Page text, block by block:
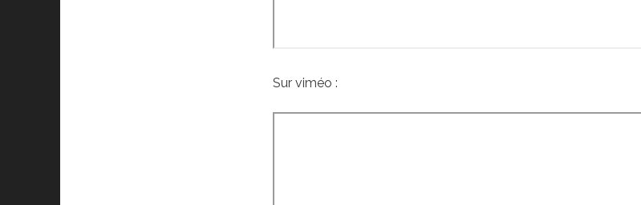
Sur viméo :